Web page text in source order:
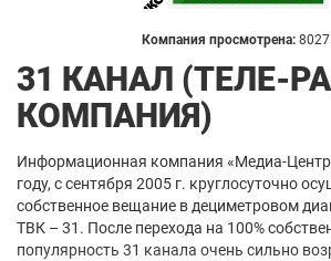
Компания просмотрена:
31 КАНАЛ (ТЕЛЕ-
КОМПАНИЯ)
Информационная компания «Медиа-
году, с сентября 2005 г. круглосуточно
собственное вещание в дециметровом
ТВК – 31. После перехода на 100%
популярность 31 канала очень сильно